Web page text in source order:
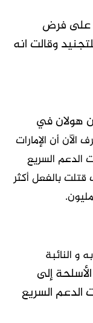
على فرض
وقالت انه
هولان في
أن الإمارات
السريع
بالفعل أكثر
و النائبة
إلى
الدعم السريع